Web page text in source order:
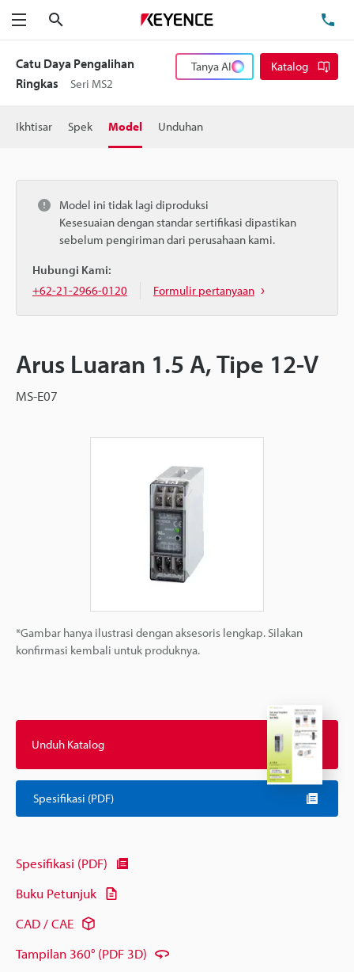
Menu
Catu Daya Pengalihan
Ringkas
Seri MS2
Tanya AI Katalog
Ikhtisar Spek Model Unduhan
Model ini tidak lagi diproduksi
Kesesuaian dengan standar sertifikasi dipastikan
sebelum pengiriman dari perusahaan kami.
Hubungi Kami:
+62-21-2966-0120
Formulir pertanyaan
Arus Luaran 1.5 A, Tipe 12-V
MS-E07
*Gambar hanya ilustrasi dengan aksesoris lengkap. Silakan
konfirmasi kembali untuk produknya.
Unduh Katalog
Spesifikasi (PDF)
Spesifikasi (PDF)
Buku Petunjuk
CAD / CAE
Tampilan 360° (PDF 3D)